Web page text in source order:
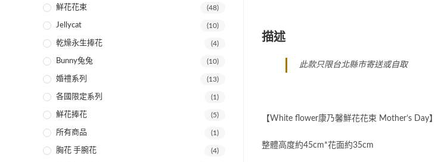
描述
此款只限台北縣市寄送或自取
【White flower康乃馨鮮花花束 Mother’s Day】
整體高度約45cm*花面約35cm
鮮花花束 (48)
Jellycat (10)
乾燥永生捧花 (4)
Bunny兔兔 (10)
婚禮系列 (13)
各國限定系列 (1)
鮮花捧花 (5)
所有商品 (1)
胸花 手腕花 (4)